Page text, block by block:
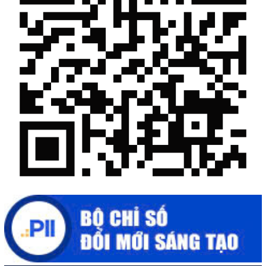
Chế biến sâu – Nâng cao giá trị nông sản
Quảng bá hình ảnh Đắk Lắk đến bạn bè trong nước và quốc tế
Mời tham gia Hội chợ triển lãm chuyên ngành Cà phê và sản
phẩm OCOP năm 2025
Kịch bản tăng trưởng kinh tế năm 2025: Khơi thông mọi nguồn
2025 đạt 8% trở lên
Cuộc thi trực tuyến tìm hiểu “50 năm Chiến thắng Buôn Ma
Thuột, giải phóng tỉnh Đắk Lắk (10/3/1975 - 10/3/2025)"